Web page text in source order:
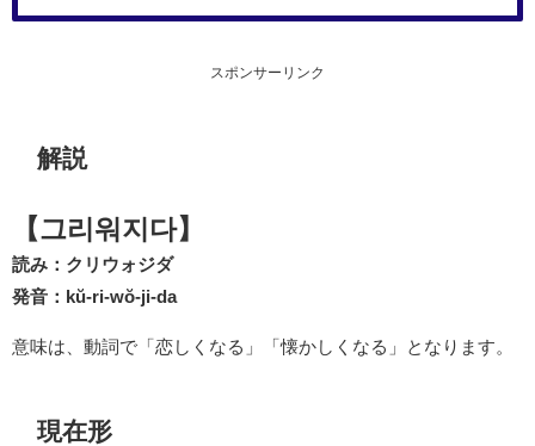
スポンサーリンク
解説
【그리워지다】
読み：クリウォジダ
発音：kŭ-ri-wŏ-ji-da
意味は、動詞で「恋しくなる」「懐かしくなる」となります。
現在形